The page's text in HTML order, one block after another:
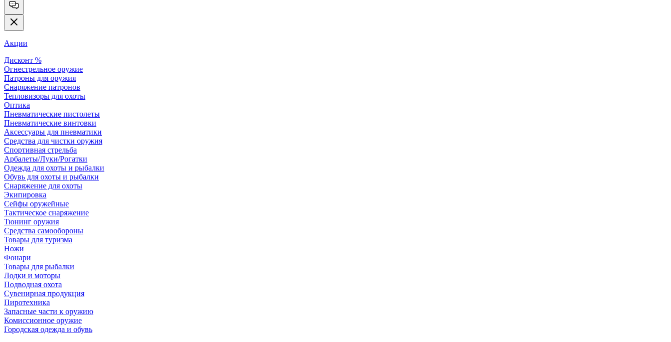
Акции
Дисконт %
Огнестрельное оружие
Патроны для оружия
Снаряжение патронов
Тепловизоры для охоты
Оптика
Пневматические пистолеты
Пневматические винтовки
Аксессуары для пневматики
Средства для чистки оружия
Спортивная стрельба
Арбалеты/Луки/Рогатки
Одежда для охоты и рыбалки
Обувь для охоты и рыбалки
Снаряжение для охоты
Экипировка
Сейфы оружейные
Тактическое снаряжение
Тюнинг оружия
Средства самообороны
Товары для туризма
Ножи
Фонари
Товары для рыбалки
Лодки и моторы
Подводная охота
Сувенирная продукция
Пиротехника
Запасные части к оружию
Комиссионное оружие
Городская одежда и обувь